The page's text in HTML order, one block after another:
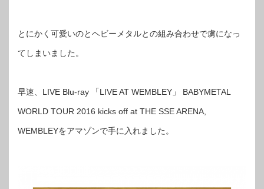
とにかく可愛いのとヘビーメタルとの組み合わせで虜になっ
てしまいました。
早速、LIVE Blu-ray 「LIVE AT WEMBLEY」 BABYMETAL
WORLD TOUR 2016 kicks off at THE SSE ARENA,
WEMBLEYをアマゾンで手に入れました。